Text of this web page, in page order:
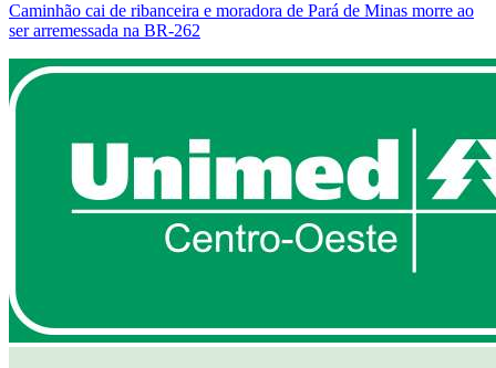
Caminhão cai de ribanceira e moradora de Pará de Minas morre ao
ser arremessada na BR-262